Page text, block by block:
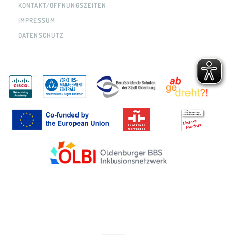
KONTAKT/ÖFFNUNGSZEITEN
IMPRESSUM
DATENSCHUTZ